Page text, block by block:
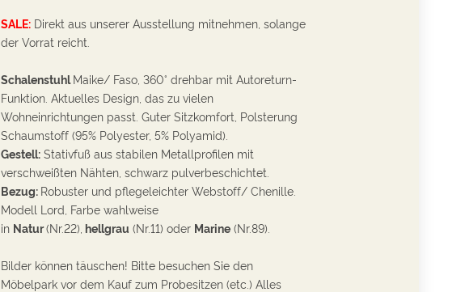
SALE:Direkt aus unserer Ausstellung mitnehmen, solange
der Vorrat reicht.
Schalenstuhl Maike/ Faso, 360° drehbar mit Autoreturn-
Funktion. Aktuelles Design, das zu vielen
Wohneinrichtungen passt. Guter Sitzkomfort, Polsterung
Schaumstoff (95% Polyester, 5% Polyamid).
Gestell:Stativfuß aus stabilen Metallprofilen mit
verschweißten Nähten, schwarz pulverbeschichtet.
Bezug: Robuster und pflegeleichter Webstoff/ Chenille.
Modell Lord, Farbe wahlweise
in Natur(Nr.22), hellgrau (Nr.11) oder Marine(Nr.89).
Bilder können täuschen! Bitte besuchen Sie den
Möbelpark vor dem Kauf zum Probesitzen (etc.) Alles